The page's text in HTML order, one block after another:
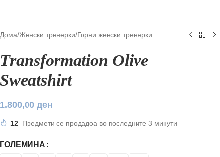
Дома/Женски тренерки/Горни женски тренерки
Transformation Olive
Sweatshirt
1.800,00 ден
12 Предмети се продадоа во последните 3 минути
ГОЛЕМИНА